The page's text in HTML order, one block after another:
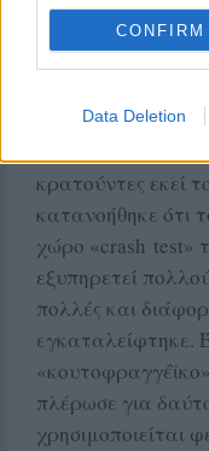
CONFIRM
Data Deletion
Πάμε και στα
δε βαριέσαι δεν
Το λιμάνι των
κρατούντες εκεί
κατανοήθηκε ότι
χώρο «crash test»
εξυπηρετεί
πολλές και
εγκαταλείφτηκε.
πλέρωσε για
χρησιμοποιείται